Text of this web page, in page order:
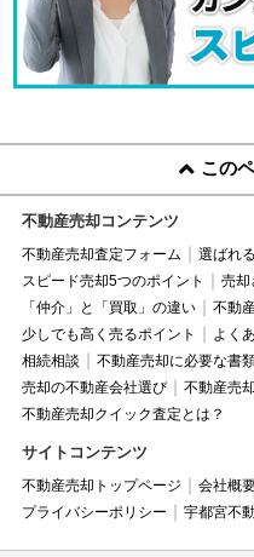
この
不動産売却コンテンツ
不動産売却査定フォーム
選ばれ
スピード売却5つのポイント
売却
「仲介」と「買取」の違い
不動
少しでも高く売るポイント
よく
相続相談
不動産売却に必要な書
売却の不動産会社選び
不動産売
不動産売却クイック査定とは？
サイトコンテンツ
不動産売却トップページ 会社概
プライバシーポリシー
宇都宮不